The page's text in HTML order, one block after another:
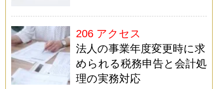
206 アクセス
法人の事業年度変更時に求
められる税務申告と会計処
理の実務対応